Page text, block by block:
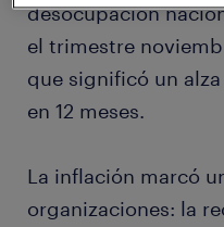
desocupación
el trimestre
que significó un
en 12 meses.
La inflación marcó
organizaciones: la